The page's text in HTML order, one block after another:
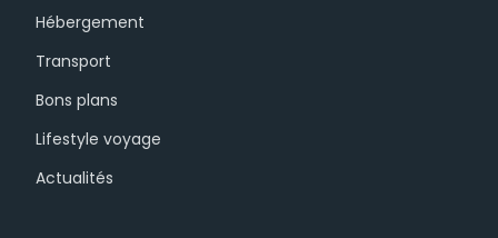
Hébergement
Transport
Bons plans
Lifestyle voyage
Actualités